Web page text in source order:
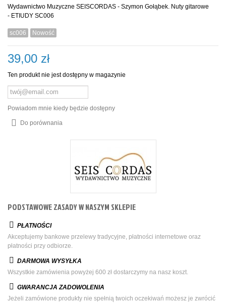
Wydawnictwo Muzyczne SEISCORDAS - Szymon Gołąbek. Nuty gitarowe
- ETIUDY SC006
sc006 Nowość
39,00 zł
Ten produkt nie jest dostępny w magazynie
Powiadom mnie kiedy będzie dostępny
Do porównania
PODSTAWOWE ZASADY W NASZYM SKLEPIE
PŁATNOŚCI
Akceptujemy bankowe przelewy tradycyjne, płatności internetowe oraz
płatności przy odbiorze.
DARMOWA WYSYŁKA
Wszystkie zamówienia powyżej 600 zł dostarczymy na nasz koszt.
GWARANCJA ZADOWOLENIA
Jeżeli zamówione produkty nie spełnią twoich oczekiwań możesz je zwrócić